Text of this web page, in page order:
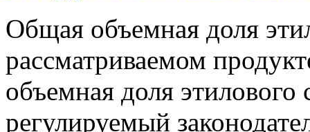
Общая объемная доля
рассматриваемом
объемная доля этилового
регулируемый